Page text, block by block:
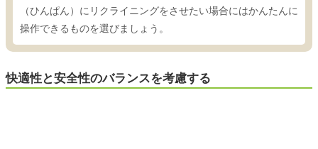
（ひんぱん）にリクライニングをさせたい場合にはかんたんに
操作できるものを選びましょう。
快適性と安全性のバランスを考慮する